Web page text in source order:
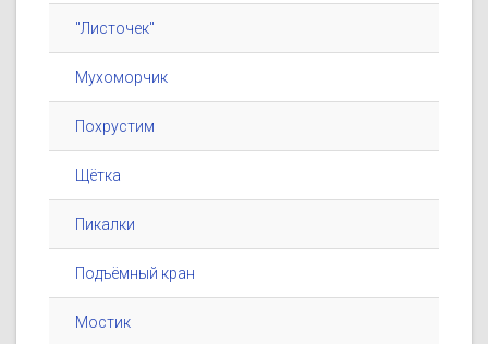
"Листочек"
Мухоморчик
Похрустим
Щётка
Пикалки
Подъёмный кран
Мостик